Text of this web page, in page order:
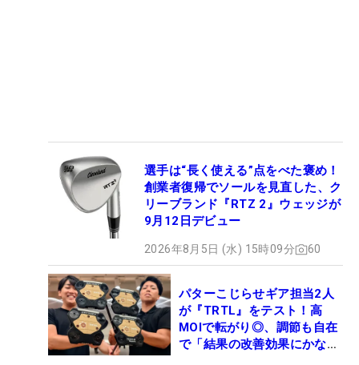
選手は“長く使える”点をべた褒め！
創業者復帰でソールを見直した、ク
リーブランド『RTZ 2』ウェッジが
9月12日デビュー
2026年8月5日 (水) 15時09分 60
パターこじらせギア担当2人
が『TRTL』をテスト！高
MOIで転がり◎、調節も自在
で「結果の改善効果にかなり